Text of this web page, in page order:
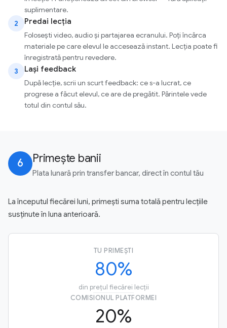
suplimentare.
2
Predai lecția
Folosești video, audio și partajarea ecranului. Poți încărca
materiale pe care elevul le accesează instant. Lecția poate fi
înregistrată pentru revedere.
3
Lași feedback
După lecție, scrii un scurt feedback: ce s-a lucrat, ce
progrese a făcut elevul, ce are de pregătit. Părintele vede
totul din contul său.
6 Primește banii
Plata lunară prin transfer bancar, direct în contul tău
La începutul fiecărei luni, primești suma totală pentru lecțiile
susținute în luna anterioară.
TU PRIMEȘTI
80%
din prețul fiecărei lecții
COMISIONUL PLATFORMEI
20%